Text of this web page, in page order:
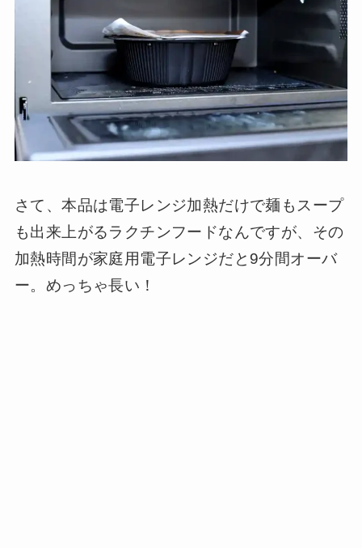
さて、本品は電子レンジ加熱だけで麺もスープ
も出来上がるラクチンフードなんですが、その
加熱時間が家庭用電子レンジだと9分間オーバ
ー。めっちゃ長い！